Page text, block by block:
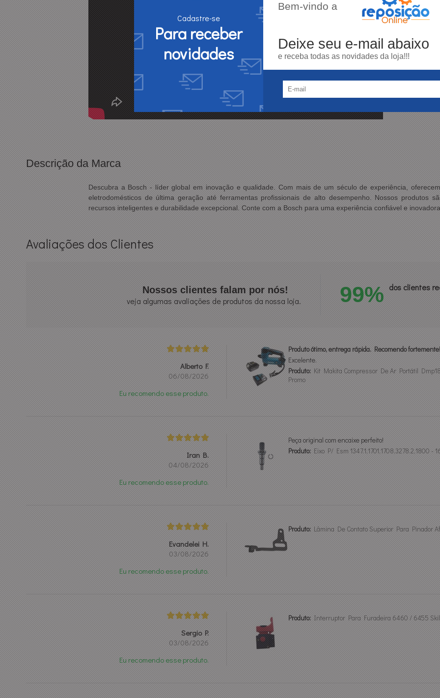
Cadastre-se
Para receber
novidades
Bem-vindo a
Deixe seu e-mail abaixo
e receba todas as novidades da loja!!!
Descrição da Marca
Descubra a Bosch - líder global em inovação e qualidade. Com mais de um século de experiência,
eletrodomésticos de última geração até ferramentas profissionais de alto desempenho. Nossos produtos
recursos inteligentes e durabilidade excepcional. Conte com a Bosch para uma experiência confiável e
Avaliações dos Clientes
Nossos clientes falam por nós!
veja algumas avaliações de produtos da nossa loja. 99% dos clientes
Alberto F.
06/08/2026
Eu recomendo esse produto.
Produto ótimo, entrega rápida. Recomendo
Excelente.
Produto:Kit Makita Compressor De Ar Portátil
Promo
Iran B.
04/08/2026
Eu recomendo esse produto.
Peça original com encaixe perfeito!
Produto:Eixo P/ Esm 1347.1,1701,1708,3278.2,1800 -
Evandelei H.
03/08/2026
Eu recomendo esse produto.
Produto:Lâmina De Contato Superior Para Pinador
Sergio P.
03/08/2026
Eu recomendo esse produto.
Produto:Interruptor Para Furadeira 6460 / 6455